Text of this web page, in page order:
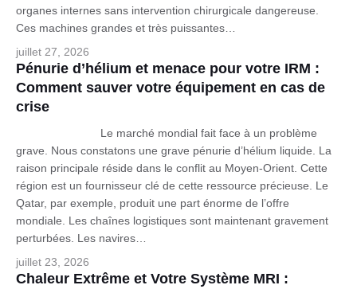
Français
organes internes sans intervention chirurgicale dangereuse.
Ces machines grandes et très puissantes…
juillet 27, 2026
Pénurie d’hélium et menace pour votre IRM :
Comment sauver votre équipement en cas de
crise
Le marché mondial fait face à un problème
grave. Nous constatons une grave pénurie d’hélium liquide. La
raison principale réside dans le conflit au Moyen-Orient. Cette
région est un fournisseur clé de cette ressource précieuse. Le
Qatar, par exemple, produit une part énorme de l’offre
mondiale. Les chaînes logistiques sont maintenant gravement
perturbées. Les navires…
juillet 23, 2026
Chaleur Extrême et Votre Système MRI :